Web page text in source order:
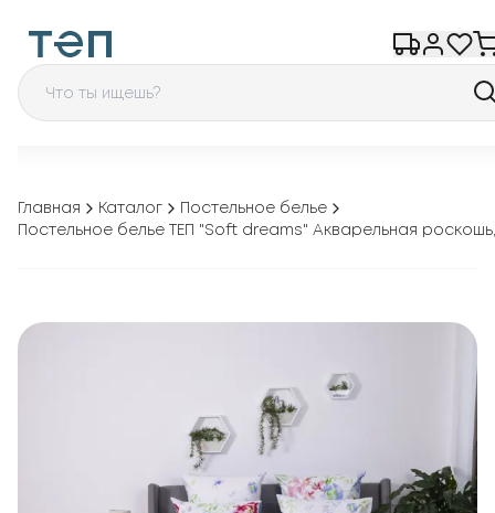
Главная Каталог
Постельное белье
Постельное белье ТЕП "Soft dreams" Акварельная